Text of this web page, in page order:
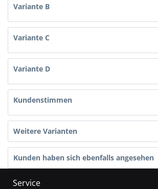
Variante B
Variante C
Variante D
Kundenstimmen
Weitere Varianten
Kunden haben sich ebenfalls angesehen
Service